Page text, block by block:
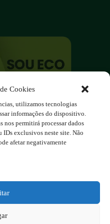
Cookies
utilizamos tecnologias
informações do dispositivo.
nos permitirá processar dados
IDs exclusivos neste site. Não
afetar negativamente
ambientalista!
à